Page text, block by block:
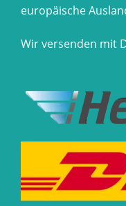
europäische
Wir versenden mit